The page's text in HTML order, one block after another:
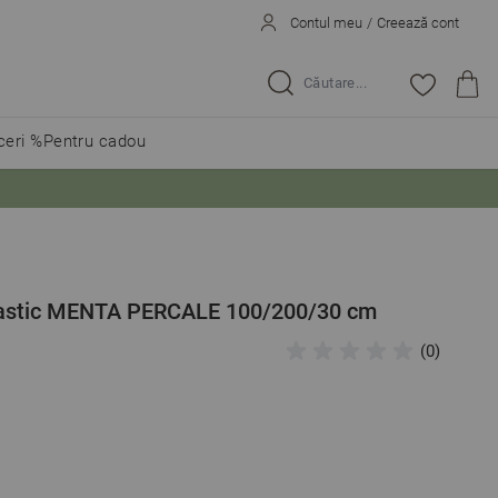
Contul meu / Creează cont
Caută...
%Pentru cadou
MENTA PERCALE 100/200/30 cm
(0)